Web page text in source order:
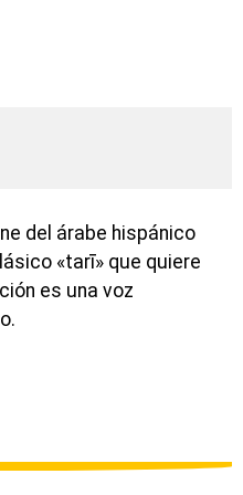
del árabe hispánico
«tarī» que quiere
es una voz